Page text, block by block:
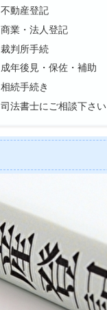
不動産登記
商業・法人登記
裁判所手続
成年後見・保佐・補助
相続手続き
司法書士にご相談下さい